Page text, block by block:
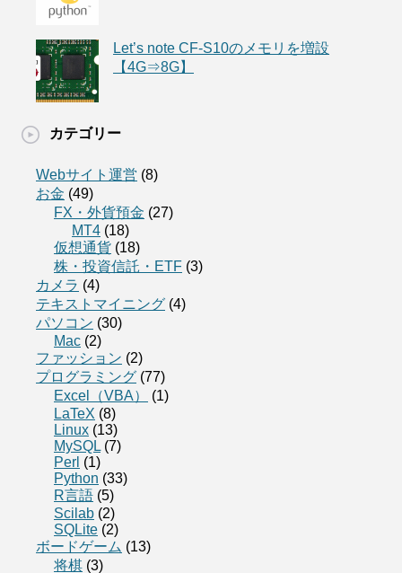
Let’s note CF-S10のメモリを増設
【4G⇒8G】
カテゴリー
Webサイト運営 (8)
お金 (49)
FX・外貨預金 (27)
MT4 (18)
仮想通貨 (18)
株・投資信託・ETF (3)
カメラ (4)
テキストマイニング (4)
パソコン (30)
Mac (2)
ファッション (2)
プログラミング (77)
Excel（VBA）
(1)
LaTeX (8)
Linux (13)
MySQL (7)
Perl (1)
Python (33)
R言語 (5)
Scilab (2)
SQLite (2)
ボードゲーム (13)
将棋 (3)